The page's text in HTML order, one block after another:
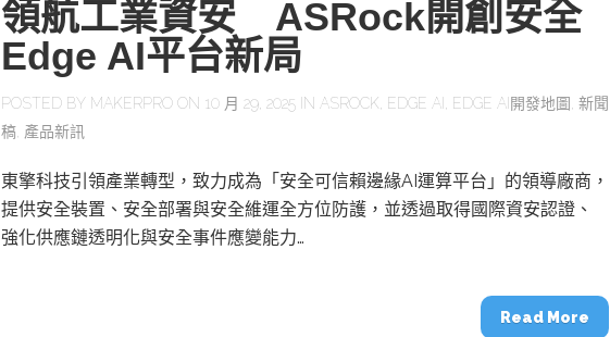
領航工業資安 ASRock開創安全
Edge AI平台新局
POSTED BY MAKERPRO ON 10 月 29, 2025 IN ASROCK EDGE AI EDGE AI開發地圖 新聞
稿 產品新訊
東擎科技引領產業轉型，致力成為「安全可信賴邊緣AI運算平台」的領導廠商，
提供安全裝置、安全部署與安全維運全方位防護，並透過取得國際資安認證、
強化供應鏈透明化與安全事件應變能力…
Read More